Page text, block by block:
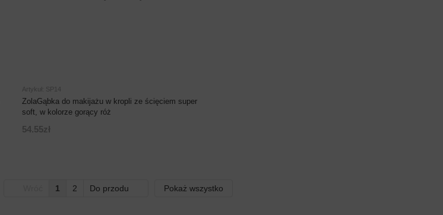
Artykuł: SP14
ZolaGąbka do makijażu w kropli ze ścięciem super
soft, w kolorze gorący róż
54.55zł
1 2 Do przodu Pokaż wszystko